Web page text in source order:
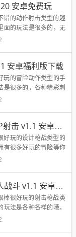
，真的是超级的好玩
...
安卓免费玩
错的动作射击类型的趣
面的玩法是很多的，无
家们进入游戏里面将
尝试看看，体验到无尽
安卓福利版下载
玩的冒险动作类型的手
是很多的，各种精彩刺
中的无穷魅力哦，同
，游戏里面采用了3D
【安卓】方块枪战PVP射击 v1.1 安卓福利版
好玩的设计枪战类型的
有很多好玩的冒险等你
游戏里面还拥有很多
，让你尽情的享受其中
【安卓】直升机机器人战斗 v1.1 安卓免费下载
棒很好玩的射击枪战类
法是各种各样的哦，
激的战斗冒险，并且